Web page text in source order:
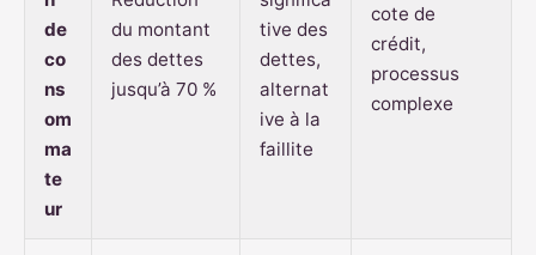
de
co
ns
om
ma
te
ur
du montant
des dettes
jusqu’à 70 %
tive des
dettes,
alternat
ive à la
faillite
cote de
crédit,
processus
complexe